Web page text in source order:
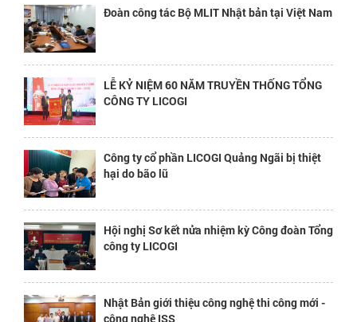
Đoàn công tác Bộ MLIT Nhật bản tại Việt Nam
LỄ KỶ NIỆM 60 NĂM TRUYỀN THỐNG TỔNG
CÔNG TY LICOGI
Công ty cổ phần LICOGI Quảng Ngãi bị thiệt
hại do bão lũ
Hội nghị Sơ kết nửa nhiệm kỳ Công đoàn Tổng
công ty LICOGI
Nhật Bản giới thiệu công nghệ thi công mới -
công nghệ ISS